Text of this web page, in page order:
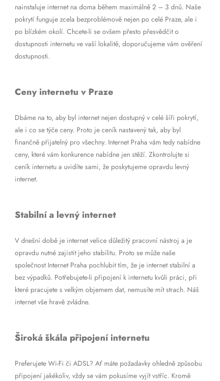
nainstaluje internet na doma během maximálně 2 – 3 dnů. Naše
pokrytí funguje zcela bezproblémově nejen po celé Praze, ale i
po blízkém okolí. Chcete-li se ovšem přesto přesvědčit o
dostupnosti internetu ve vaší lokalitě, doporučujeme vám ověření
dostupnosti.
Ceny internetu v Praze
Dbáme na to, aby byl internet nejen dostupný v celé šíři pokrytí,
ale i co se týče ceny. Proto je ceník nastavený tak, aby byl
finančně přijatelný pro všechny. Internet Praha vám tedy nabídne
ceny, které vám konkurence nabídne jen stěží. Zkontrolujte si
ceník internetu a uvidíte sami, že poskytujeme opravdu levný
internet.
Stabilní a levný internet
V dnešní době je internet velice důležitý pracovní nástroj a je
opravdu nutné zajistit jeho stabilitu. Proto se může naše
společnost Internet Praha pochlubit tím, že je internet stabilní a
bez výpadků. Potřebujete-li připojení k internetu kvůli práci, při
které pracujete s velkým objemem dat, nemusíte mít strach. Náš
internet vše hravě zvládne.
Široká škála připojení internetu
Preferujete Wi-Fi či ADSL? Ať máte požadavky ohledně způsobu
připojení jakékoliv, vždy se vám pokusíme vyjít vstříc. Kromě